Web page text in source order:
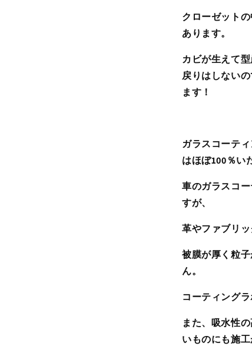
クローゼット
あります。
カビが生えて
戻りはしない
ます！
ガラスコーテ
はほぼ100％い
車のガラスコ
すが、
革やファブリ
被膜が厚く粒
ん。
コーティング
また、吸水性
いものにも施工